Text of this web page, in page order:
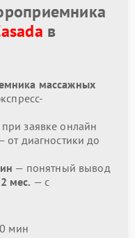
в
массажных
заявке онлайн
от диагностики до
— понятный вывод
мес. — с
мин